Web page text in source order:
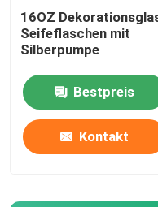
16OZ
Seifeflaschen mit
Silberpumpe
Bestpreis
Kontakt